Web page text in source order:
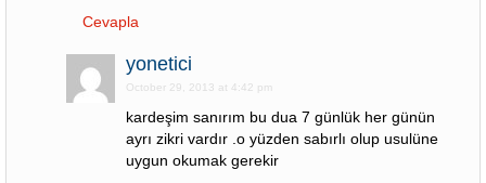
Cevapla
yonetici
October 29, 2013 at 4:42 pm
kardeşim sanırım bu dua 7 günlük her günün
ayrı zikri vardır .o yüzden sabırlı olup usulüne
uygun okumak gerekir